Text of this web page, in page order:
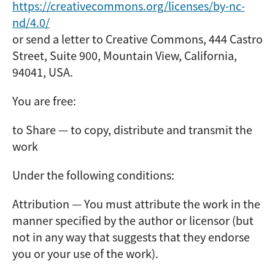
https://creativecommons.org/licenses/by-nc-
nd/4.0/
or send a letter to Creative Commons, 444 Castro
Street, Suite 900, Mountain View, California,
94041, USA.
You are free:
to Share — to copy, distribute and transmit the
work
Under the following conditions:
Attribution — You must attribute the work in the
manner specified by the author or licensor (but
not in any way that suggests that they endorse
you or your use of the work).